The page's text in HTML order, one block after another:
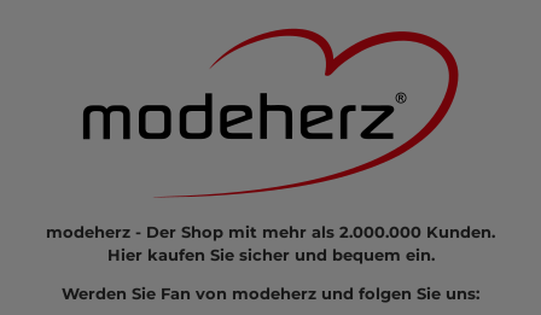
modeherz - Der Shop mit mehr als 2.000.000 Kunden.
Hier kaufen Sie sicher und bequem ein.
Werden Sie Fan von modeherz und folgen Sie uns: